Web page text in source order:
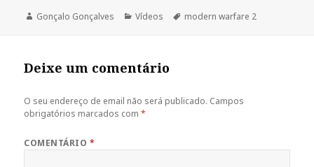
Autor
Gonçalo Gonçalves Categorias
Vídeos Etiquetas
modern warfare 2
Deixe um comentário
O seu endereço de email não será publicado. Campos
obrigatórios marcados com*
COMENTÁRIO *